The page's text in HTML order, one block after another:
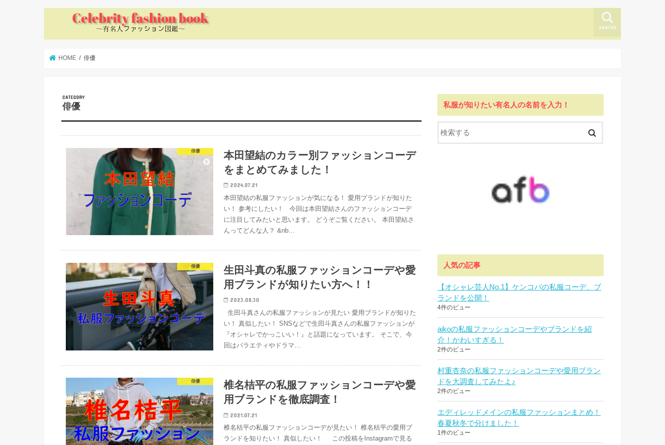
search
HOME 俳優
俳優
俳優
本田望結のカラー別ファッションコーデ
をまとめてみました！
2024.07.21
本田望結の私服ファッションが気になる！ 愛用ブランドが知りた
い！ 参考にしたい！ 今回は本田望結さんのファッションコーデ
に注目してみたいと思います。 どうぞご覧ください。 本田望結さ
んってどんな人？ &nb…
俳優
生田斗真の私服ファッションコーデや愛
用ブランドが知りたい方へ！！
2023.08.30
生田斗真さんの私服ファッションが見たい 愛用ブランドが知りた
い！ 真似したい！ SNSなどで生田斗真さんの私服ファッションが
『オシャレでかっこいい！』と話題になっています。 そこで、今
回はバラエティやドラマ…
俳優
椎名桔平の私服ファッションコーデや愛
用ブランドを徹底調査！
2021.07.21
椎名桔平の私服ファッションコーデが見たい！ 椎名桔平の愛用ブ
ランドを知りたい！ 真似したい！ この投稿をInstagramで見る
私服が知りたい有名人の名前を入力！
人気の記事
【オシャレ芸人No.1】ケンコバの私服コーデ、ブ
ランドを公開！
4件のビュー
aikoの私服ファッションコーデやブランドを紹
介！かわいすぎる！
2件のビュー
村重杏奈の私服ファッションコーデや愛用ブラン
ドを大調査してみたよ♪
2件のビュー
エディレッドメインの私服ファッションまとめ！
春夏秋冬で分けました！
1件のビュー